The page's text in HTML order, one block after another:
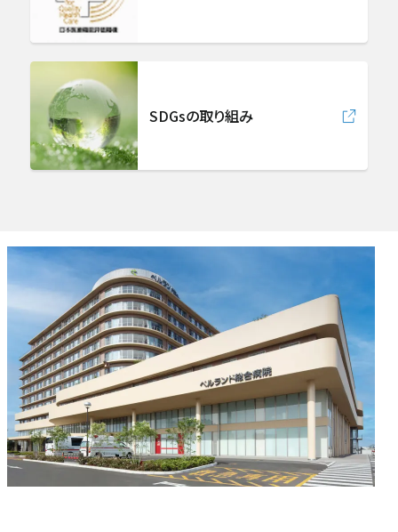
麻酔科（ペインクリニック）
放射線診断科
放射線治療科
総合内科
病理診断科
集中治療部
中央検査部
健診センター
SDGsの取り組み